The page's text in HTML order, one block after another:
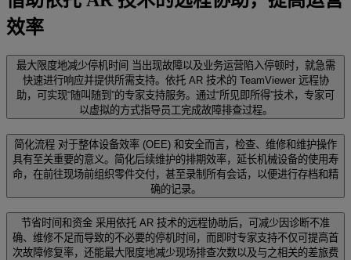
效率
最大限度地减少停机时间 当出现故障以及业务运营陷入停顿时，就急需
快速进行响应并提供所需支持。依托 AR 技术的 TeamViewer 远程协
助，可实现“随叫随到”的专家支持服务。通过“所见即所得”技术，专家可
以虚拟的方式指导员工完成故障排查过程。
简化流程 对于整体设备效率 (OEE) 和安全而言，检查、维修和维护操作
具有至关重要的意义。简化后续维护的排期效率，延长机械设备的使用寿
命，在前往现场前组织零件交付，甚至录制所有会话，以便进行存档和精
确的记录。
节省时间和资金 采用依托 AR 技术的远程协助后，可减少因诊断不准
确、维修不足而导致的不必要的停机时间，而即时专家支持不仅可提高首
次故障修复率，还能最大限度地减少现场排查次数以及与之相关的差旅费